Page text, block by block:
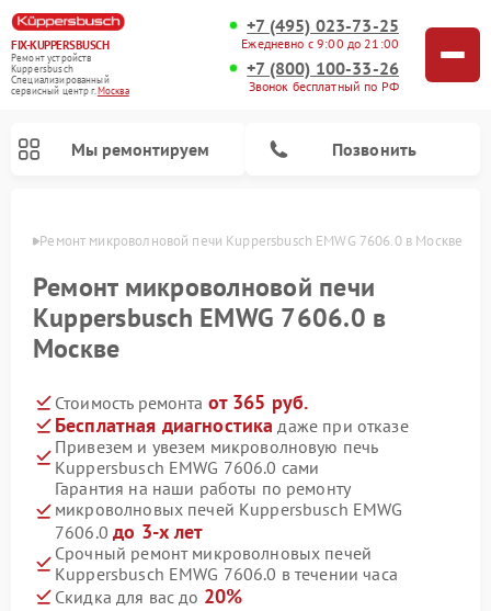
FIX-KUPPERSBUSCH
Ремонт устройств
Kuppersbusch
Специализированный
cервисный центр г.Москва
+7 (495) 023-73-25
Ежедневно с 9:00 до 21:00
+7 (800) 100-33-26
Звонок бесплатный по РФ
Мы ремонтируем Позвонить
Ремонт микроволновой печи Kuppersbusch EMWG 7606.0 в Москве
Ремонт микроволновой печи
Kuppersbusch EMWG 7606.0 в
Москве
Стоимость ремонта от 365 руб.
Бесплатная диагностика даже при отказе
Привезем и увезем микроволновую печь
Kuppersbusch EMWG 7606.0 сами
Гарантия на наши работы по ремонту
микроволновых печей Kuppersbusch EMWG
7606.0до 3-х лет
Срочный ремонт микроволновых печей
Kuppersbusch EMWG 7606.0 в течении часа
Скидка для вас до 20%